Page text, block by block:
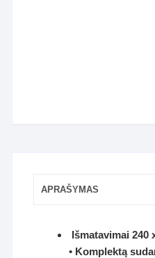
APRAŠYMAS
Išmatavimai 240
• Komplektą